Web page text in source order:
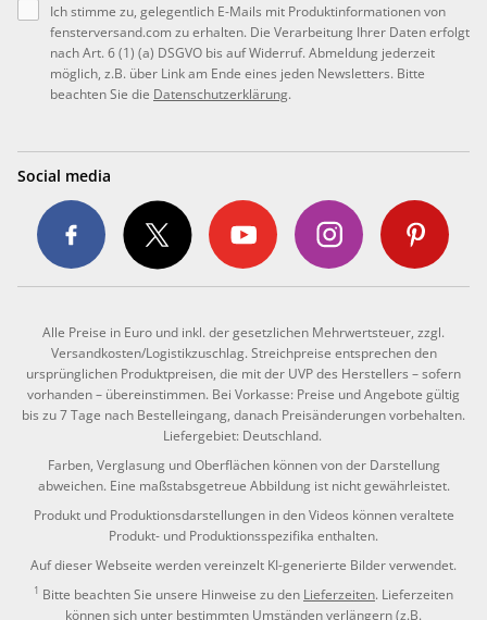
Ich stimme zu, gelegentlich E-Mails mit Produktinformationen von
fensterversand.com zu erhalten. Die Verarbeitung Ihrer Daten erfolgt
nach Art. 6 (1) (a) DSGVO bis auf Widerruf. Abmeldung jederzeit
möglich, z.B. über Link am Ende eines jeden Newsletters. Bitte
beachten Sie die Datenschutzerklärung.
Social media
Alle Preise in Euro und inkl. der gesetzlichen Mehrwertsteuer, zzgl.
Versandkosten/Logistikzuschlag. Streichpreise entsprechen den
ursprünglichen Produktpreisen, die mit der UVP des Herstellers – sofern
vorhanden – übereinstimmen. Bei Vorkasse: Preise und Angebote gültig
bis zu 7 Tage nach Bestelleingang, danach Preisänderungen vorbehalten.
Liefergebiet: Deutschland.
Farben, Verglasung und Oberflächen können von der Darstellung
abweichen. Eine maßstabsgetreue Abbildung ist nicht gewährleistet.
Produkt und Produktionsdarstellungen in den Videos können veraltete
Produkt- und Produktionsspezifika enthalten.
Auf dieser Webseite werden vereinzelt KI-generierte Bilder verwendet.
1 Bitte beachten Sie unsere Hinweise zu den Lieferzeiten. Lieferzeiten
können sich unter bestimmten Umständen verlängern (z.B.